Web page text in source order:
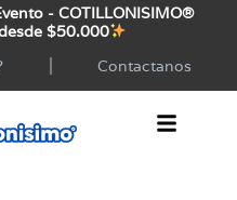
- COTILLONISIMO®
$50.000
Contactanos